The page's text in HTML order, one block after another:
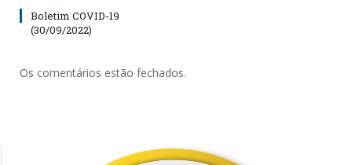
Boletim COVID-19
(30/09/2022)
Os comentários estão fechados.